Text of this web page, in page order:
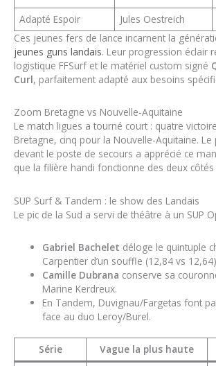
Adapté Espoir
Jules Oestreich
Ces jeunes fers de lance incarnent la
jeunes guns landais. Leur progression éclair
logistique FFSurf et le matériel custom signé
Curl, parfaitement adapté aux besoins
Zoom Bretagne vs Nouvelle-Aquitaine
Le match ligues a tourné court : quatre
Bretagne, cinq pour la Nouvelle-Aquitaine. Le
devant le poste de secours a apprécié ce
que la filière handi fonctionne des deux côtés
SUP Surf & Tandem : le show des Landais
Le pic de la Sud a servi de théâtre à un SUP
Gabriel Bachelet déloge le quintuple
Carpentier d’un souffle (12,84 vs
Camille Dubrana conserve sa
Marine Kerdreux.
En Tandem, Duvignau/Fargetas font
face au duo Leroy/Burel.
Série Vague la plus haute